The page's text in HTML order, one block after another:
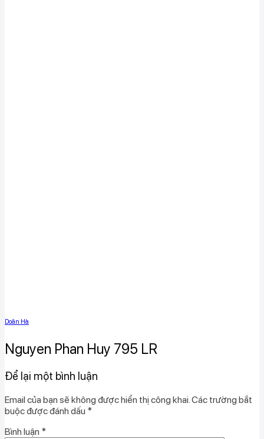
Doãn Hà
Nguyen Phan Huy 795 LR
Để lại một bình luận
Email của bạn sẽ không được hiển thị công khai. Các trường bắt
buộc được đánh dấu *
Bình luận *